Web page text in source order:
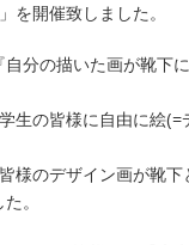
を開催致しました。
自分の描いた画が靴下
生の皆様に自由に絵(=
様のデザイン画が靴
。